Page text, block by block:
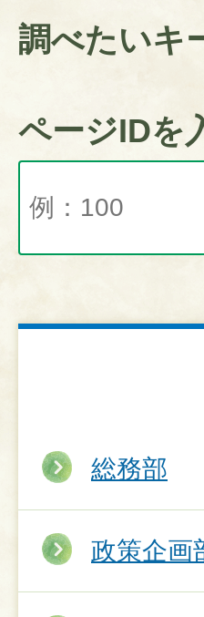
調べたいキ
ページIDを
総務部
政策企画